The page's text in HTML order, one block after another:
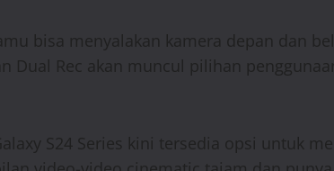
bisa menyalakan kamera depan dan
Dual Rec akan muncul pilihan
S24 Series kini tersedia opsi untuk